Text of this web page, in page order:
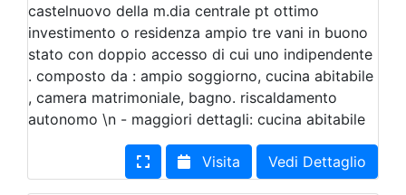
castelnuovo della m.dia centrale pt ottimo
investimento o residenza ampio tre vani in buono
stato con doppio accesso di cui uno indipendente
. composto da : ampio soggiorno, cucina abitabile
, camera matrimoniale, bagno. riscaldamento
autonomo \n - maggiori dettagli: cucina abitabile
Visita Vedi Dettaglio